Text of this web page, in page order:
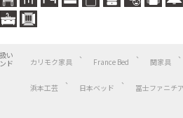
い
ド
カリモク家具 France Bed 関家具
浜本工芸 日本ベッド 冨士ファニチア